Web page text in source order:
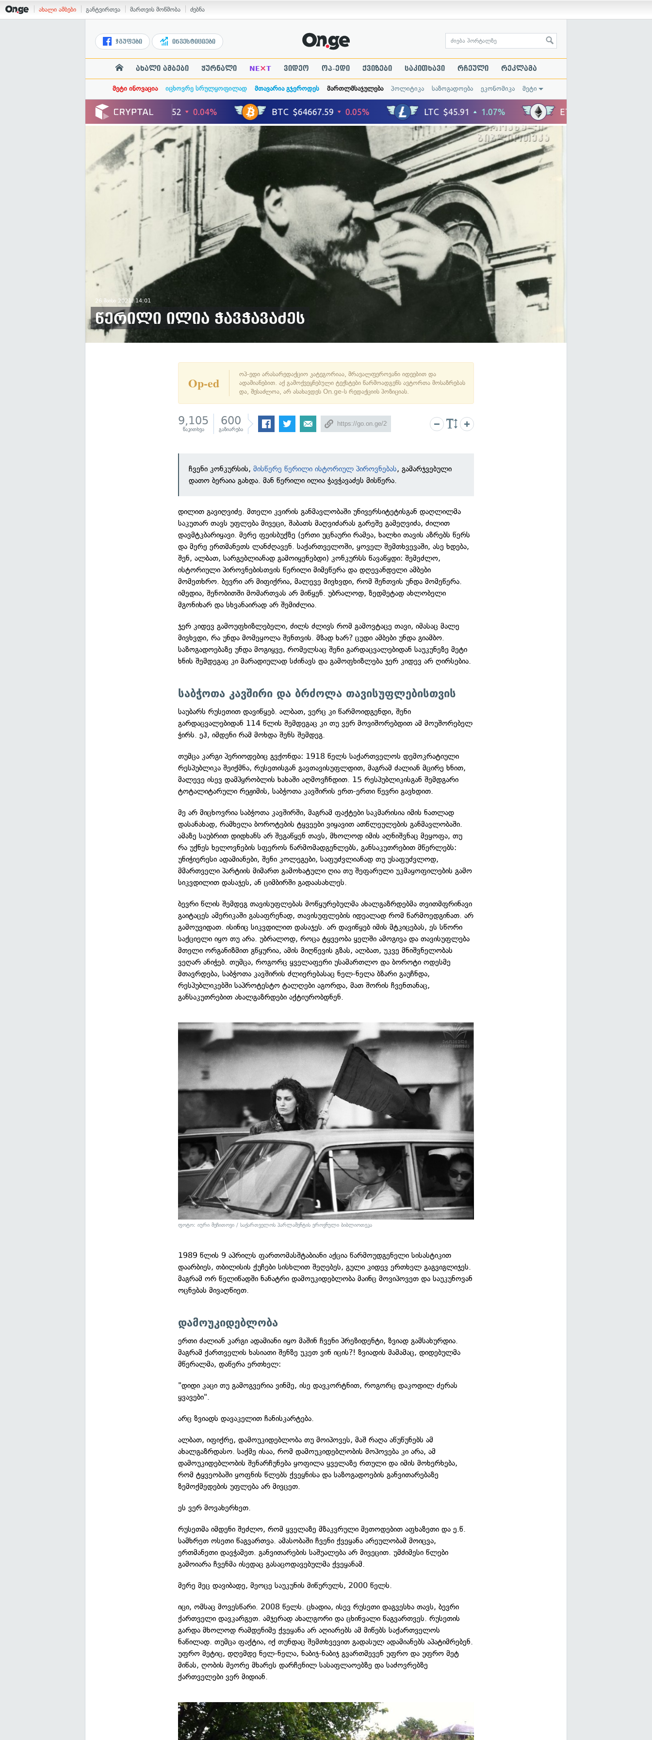
ახალი ამბები განტვირთვა მართვის მოწმობა ძებნა
ჯგუფები ინვესტიციები
ახალი ამბები ჟურნალი NE×T ვიდეო ოპ-ედი ქვიზები საკითხავი რჩეული რეკლამა
მეტი ინოვაცია იცხოვრე სრულყოფილად მთავარია გჯეროდეს მართლმსაჯულება პოლიტიკა საზოგადოება ეკონომიკა მეტი
26 მაისი 2021, 14:01
წერილი ილია ჭავჭავაძეს
Op-ed
ოპ-ედი არასარედაქციო კატეგორიაა, მრავალფეროვანი იდეებით და
ადამიანებით. აქ გამოქვეყნებული ტექსტები წარმოადგენს ავტორთა მოსაზრებას
და, შესაძლოა, არ ასახავდეს On.ge-ს რედაქციის პოზიციას.
9,105
წაკითხვა
600
გაზიარება
ჩვენი კონკურსის,მისწერე წერილი ისტორიულ პიროვნებას, გამარჯვებული
დათო ბერაია გახდა. მან წერილი ილია ჭავჭავაძეს მისწერა.
დილით გავიღვიძე. მთელი კვირის განმავლობაში უნივერსიტეტისგან დაღლილმა
საკუთარ თავს უფლება მივეცი, შაბათს მაღვიძარას გარეშე გამეღვიძა, ძილით
დავმტკბარიყავი. მერე ფეისბუქზე (ერთი უცნაური რამეა, ხალხი თავის აზრებს წერს
და მერე ერთმანეთს ლანძღავენ. საქართველოში, ყოველ შემთხვევაში, ასე ხდება,
შენ, ალბათ, სარგებლიანად გამოიყენებდი) კონკურსს წავაწყდი: შემეძლო,
ისტორიული პიროვნებისთვის წერილი მიმეწერა და დღევანდელი ამბები
მომეთხრო. ბევრი არ მიფიქრია, მალევე მივხვდი, რომ შენთვის უნდა მომეწერა.
იმედია, შენობითში მომართვას არ მიწყენ. უბრალოდ, ზედმეტად ახლობელი
მგონიხარ და სხვანაირად არ შემიძლია.
ჯერ კიდევ გამოუფხიზლებელი, ძილს ძლივს რომ გამოვტაცე თავი, იმასაც მალე
მივხვდი, რა უნდა მომეყოლა შენთვის. მზად ხარ? ცუდი ამბები უნდა გიამბო.
საზოგადოებაზე უნდა მოგიყვე, რომელსაც შენი გარდაცვალებიდან საუკუნეზე მეტი
ხნის შემდეგაც კი მარადიულად სძინავს და გამოფხიზლება ჯერ კიდევ არ ღირსებია.
საბჭოთა კავშირი და ბრძოლა თავისუფლებისთვის
საუბარს რუსეთით დავიწყებ. ალბათ, ვერც კი წარმოიდგენდი, შენი
გარდაცვალებიდან 114 წლის შემდეგაც კი თუ ვერ მოვიშორებდით ამ მოუშორებელ
ჭირს. ეჰ, იმდენი რამ მოხდა შენს შემდეგ.
თუმცა კარგი პერიოდებიც გვქონდა: 1918 წელს საქართველოს დემოკრატიული
რესპუბლიკა შეიქმნა, რუსეთისგან გავთავისუფლდით, მაგრამ ძალიან მცირე ხნით,
მალევე ისევ დამპყრობლის ხახაში აღმოვჩნდით. 15 რესპუბლიკისგან შემდგარი
ტოტალიტარული რეჟიმის, საბჭოთა კავშირის ერთ-ერთი წევრი გავხდით.
მე არ მიცხოვრია საბჭოთა კავშირში, მაგრამ ფაქტები საკმარისია იმის ნათლად
დასანახად, რამხელა ბოროტების ტყვეები ვიყავით ათწლეულების განმავლობაში.
ამაზე საუბრით დიდხანს არ შეგაწყენ თავს, მხოლოდ იმის აღნიშვნაც მეყოფა, თუ
რა უქნეს ხელოვნების სფეროს წარმომადგენლებს, განსაკუთრებით მწერლებს:
უნიჭიერესი ადამიანები, შენი კოლეგები, საფუძვლიანად თუ უსაფუძვლოდ,
მმართველი პარტიის მიმართ გამოხატული ღია თუ შეფარული უკმაყოფილების გამო
სიკვდილით დასაჯეს, ან ციმბირში გადაასახლეს.
ბევრი წლის შემდეგ თავისუფლებას მოწყურებულმა ახალგაზრდებმა თვითმფრინავი
გაიტაცეს ამერიკაში გასაფრენად, თავისუფლების იდეალად რომ წარმოედგინათ. არ
გამოუვიდათ. ისინიც სიკვდილით დასაჯეს. არ დავიწყებ იმის მტკიცებას, ეს სწორი
საქციელი იყო თუ არა. უბრალოდ, როცა ტყვეობა ყელში ამოგივა და თავისუფლება
მთელი ორგანიზმით გწყურია, ამის მიღწევის გზას, ალბათ, უკვე მნიშვნელობას
ვეღარ ანიჭებ. თუმცა, როგორც ყველაფერი უსამართლო და ბოროტი ოდესმე
მთავრდება, საბჭოთა კავშირის ძლიერებასაც ნელ-ნელა ბზარი გაუჩნდა,
რესპუბლიკებში საპროტესტო ტალღები აგორდა, მათ შორის ჩვენთანაც,
განსაკუთრებით ახალგაზრდები აქტიურობდნენ.
ფოტო: იური მეჩითოვი / საქართველოს პარლამენტის ეროვნული ბიბლიოთეკა
1989 წლის 9 აპრილს ფართომასშტაბიანი აქცია წარმოუდგენელი სისასტიკით
დაარბიეს, თბილისის ქუჩები სისხლით შეღებეს, გული კიდევ ერთხელ გაგვიგლიჯეს.
მაგრამ ორ წელიწადში ნანატრი დამოუკიდებლობა მაინც მოვიპოვეთ და საუკუნოვან
ოცნებას მივაღწიეთ.
დამოუკიდებლობა
ერთი ძალიან კარგი ადამიანი იყო მაშინ ჩვენი პრეზიდენტი, ზვიად გამსახურდია.
მაგრამ ქართველის ხასიათი შენზე უკეთ ვინ იცის?! ზვიადის მამამაც, დიდებულმა
მწერალმა, დაწერა ერთხელ:
"დიდი კაცი თუ გამოგვერია ვინმე, ისე დავკორტნით, როგორც დაკოდილ ძერას
ყვავები".
არც ზვიადს დავაკელით ჩანისკარტება.
ალბათ, იფიქრე, დამოუკიდებლობა თუ მოიპოვეს, მაშ რაღა აწუწუნებს ამ
ახალგაზრდასო. საქმე ისაა, რომ დამოუკიდებლობის მოპოვება კი არა, ამ
დამოუკიდებლობის შენარჩუნება ყოფილა ყველაზე რთული და იმის მოხერხება,
რომ ტყვეობაში ყოფნის წლებს ქვეყნისა და საზოგადოების განვითარებაზე
ზემოქმედების უფლება არ მივცეთ.
ეს ვერ მოვახერხეთ.
რუსეთმა იმდენი შეძლო, რომ ყველაზე მზაკვრული მეთოდებით აფხაზეთი და ე.წ.
სამხრეთ ოსეთი წაგვართვა. ამასობაში ჩვენი ქვეყანა არეულობამ მოიცვა,
ერთმანეთი დავჭამეთ. განვითარების საშუალება არ მივეცით. უმძიმესი წლები
გამოიარა ჩვენმა ისედაც გასაცოდავებულმა ქვეყანამ.
მერე მეც დავიბადე, მეოცე საუკუნის მიწურულს, 2000 წელს.
იცი, ომსაც მოვესწარი. 2008 წელს. ცხადია, ისევ რუსეთი დაგვესხა თავს, ბევრი
ქართველი დავკარგეთ. ამჯერად ახალგორი და ცხინვალი წაგვართვეს. რუსეთის
გარდა მხოლოდ რამდენიმე ქვეყანა არ აღიარებს ამ მიწებს საქართველოს
ნაწილად. თუმცა ფაქტია, იქ თუნდაც შემთხვევით გადასულ ადამიანებს აპატიმრებენ.
უფრო მეტიც, დღემდე ნელ-ნელა, ნაბიჯ-ნაბიჯ გვართმევენ უფრო და უფრო მეტ
მიწას, ღობის მეორე მხარეს დარჩენილ სასაფლაოებზე და საძოვრებზე
ქართველები ვერ მიდიან.